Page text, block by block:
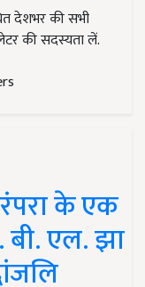
देशभर की सभी
की सदस्यता लें.
के एक
बी. एल. झा